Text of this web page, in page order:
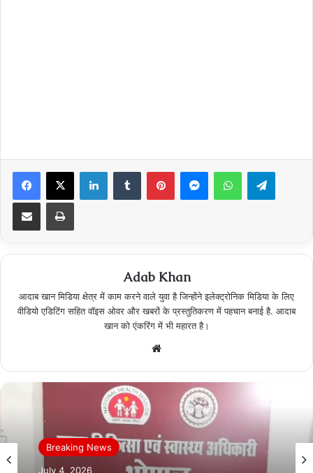
Facebook
X LinkedInTumblr PinterestMessengerWhatsApp
Share via Email Print
Adab Khan
आदाब खान मिडिया क्षेत्र में काम करने वाले युवा है जिन्होंने इलेक्ट्रोनिक मिडिया के लिए
वीडियो एडिटिंग सहित वॉइस ओवर और खबरों के प्रस्तुतिकरण में पहचान बनाई है. आदाब
खान को एंकरिंग में भी महारत है।
Breaking News
Breaking News